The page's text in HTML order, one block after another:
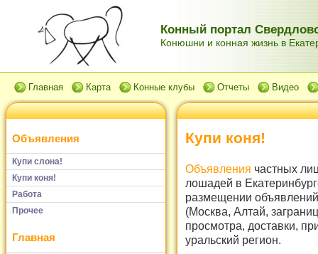
Конный портал
Конюшни и конная жизнь в
Главная Карта Конные клубы Отчеты Видео
Объявления
Купи слона!
Купи коня!
Работа
Прочее
Главная
Купи коня!
Объявления частных
лошадей в
размещении
(Москва, Алтай,
просмотра, доставки,
уральский регион.